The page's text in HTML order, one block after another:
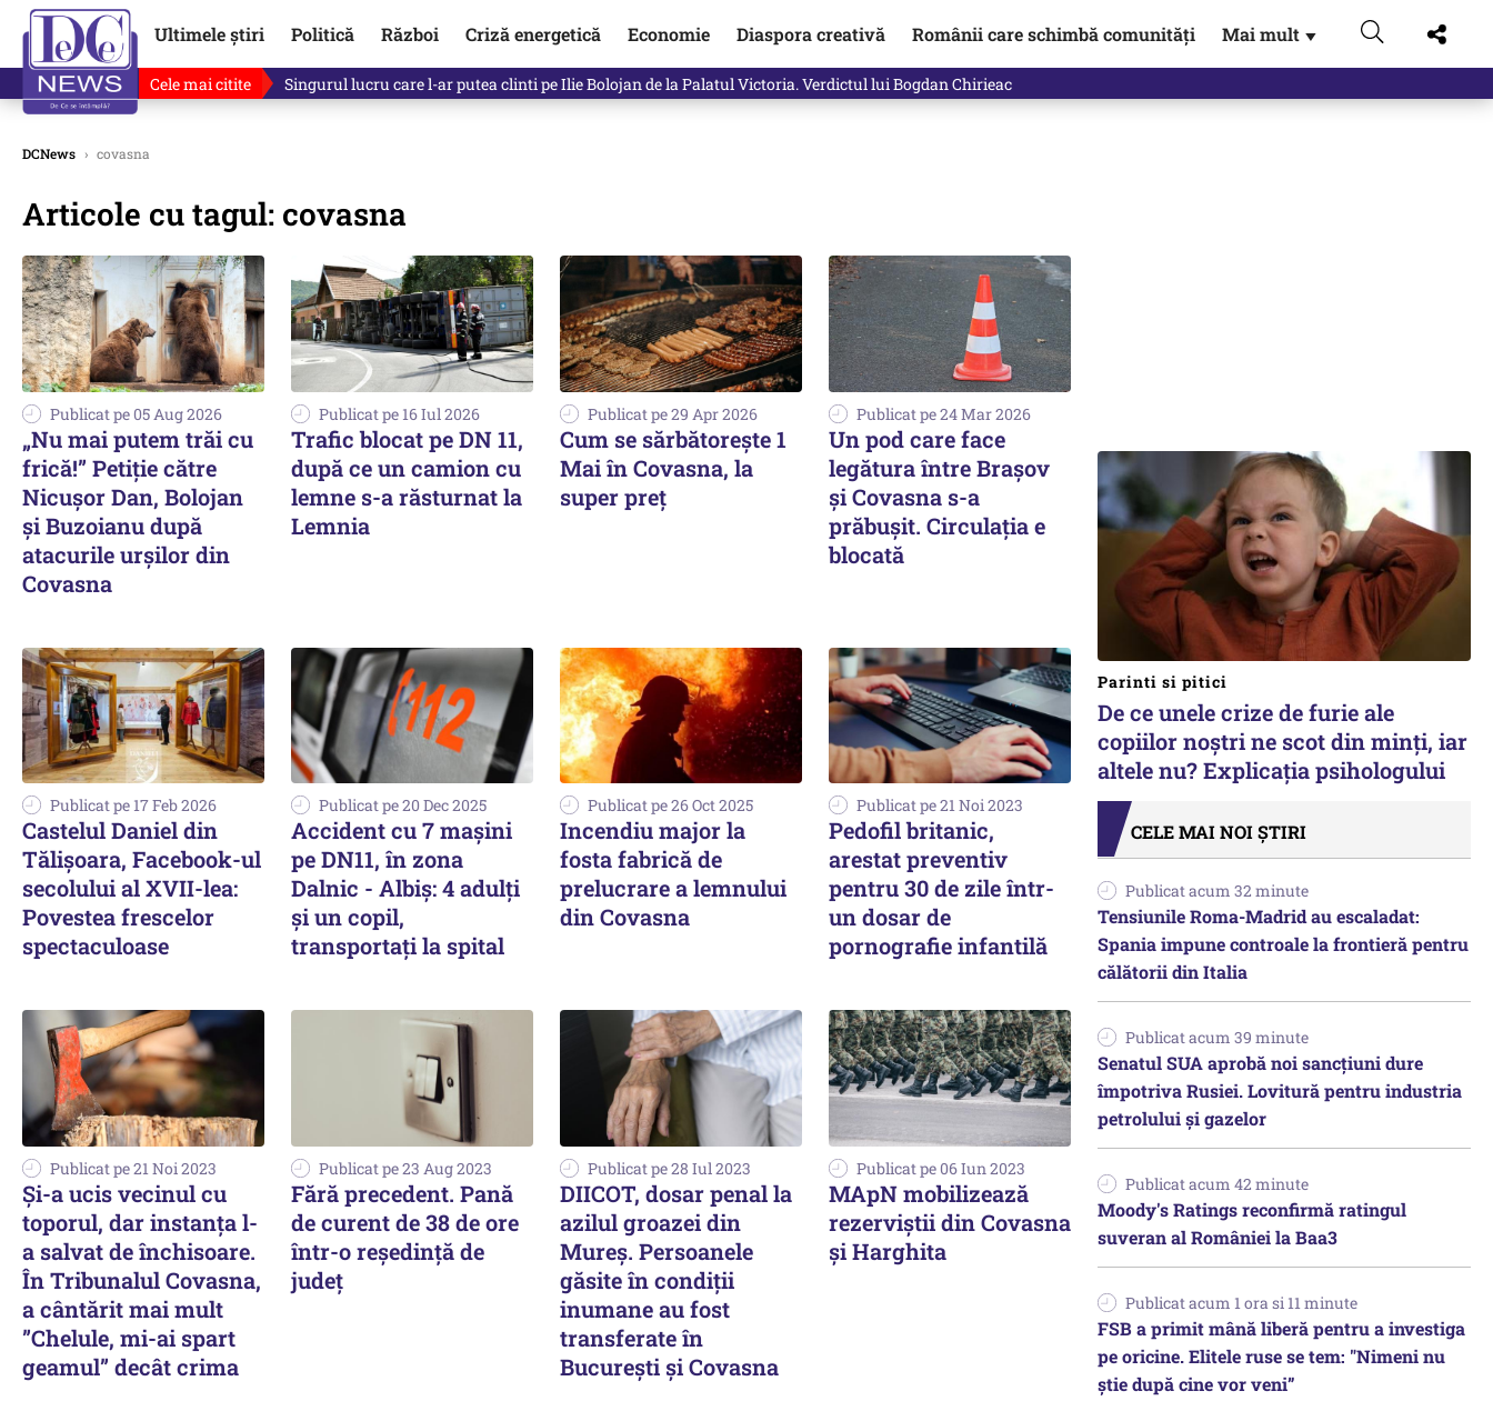
Ultimele știri Politică Război Criză energetică Economie Diaspora creativă Românii care schimbă comunități Mai mult ▼
Cele mai citite Singurul lucru care l-ar putea clinti pe Ilie Bolojan de la Palatul Victoria. Verdictul lui Bogdan Chirieac
DCNews › covasna
Articole cu tagul: covasna
Publicat pe 05 Aug 2026
„Nu mai putem trăi cu
frică!” Petiție către
Nicușor Dan, Bolojan
și Buzoianu după
atacurile urșilor din
Covasna
Publicat pe 16 Iul 2026
Trafic blocat pe DN 11,
după ce un camion cu
lemne s-a răsturnat la
Lemnia
Publicat pe 29 Apr 2026
Cum se sărbătorește 1
Mai în Covasna, la
super preț
Publicat pe 24 Mar 2026
Un pod care face
legătura între Braşov
şi Covasna s-a
prăbușit. Circulația e
blocată
Publicat pe 17 Feb 2026
Castelul Daniel din
Tălișoara, Facebook-ul
secolului al XVII-lea:
Povestea frescelor
spectaculoase
Publicat pe 20 Dec 2025
Accident cu 7 mașini
pe DN11, în zona
Dalnic - Albiş: 4 adulţi
şi un copil,
transportaţi la spital
Publicat pe 26 Oct 2025
Incendiu major la
fosta fabrică de
prelucrare a lemnului
din Covasna
Publicat pe 21 Noi 2023
Pedofil britanic,
arestat preventiv
pentru 30 de zile într-
un dosar de
pornografie infantilă
Publicat pe 21 Noi 2023
Și-a ucis vecinul cu
toporul, dar instanța l-
a salvat de închisoare.
În Tribunalul Covasna,
a cântărit mai mult
”Chelule, mi-ai spart
geamul” decât crima
Publicat pe 23 Aug 2023
Fără precedent. Pană
de curent de 38 de ore
într-o reședință de
județ
Publicat pe 28 Iul 2023
DIICOT, dosar penal la
azilul groazei din
Mureș. Persoanele
găsite în condiții
inumane au fost
transferate în
București și Covasna
Publicat pe 06 Iun 2023
MApN mobilizează
rezerviștii din Covasna
și Harghita
Parinti si pitici
De ce unele crize de furie ale
copiilor noștri ne scot din minți, iar
altele nu? Explicația psihologului
CELE MAI NOI ȘTIRI
Publicat acum 32 minute
Tensiunile Roma-Madrid au escaladat:
Spania impune controale la frontieră pentru
călătorii din Italia
Publicat acum 39 minute
Senatul SUA aprobă noi sancțiuni dure
împotriva Rusiei. Lovitură pentru industria
petrolului și gazelor
Publicat acum 42 minute
Moody's Ratings reconfirmă ratingul
suveran al României la Baa3
Publicat acum 1 ora si 11 minute
FSB a primit mână liberă pentru a investiga
pe oricine. Elitele ruse se tem: "Nimeni nu
știe după cine vor veni”